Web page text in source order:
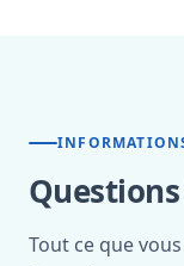
Tout ce que